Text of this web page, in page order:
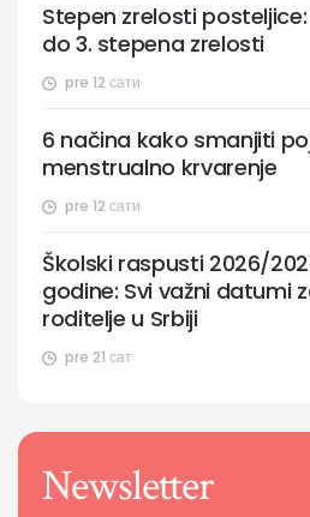
pre 12 сати
Stepen zrelosti
do 3. stepena zrelosti
pre 12 сати
6 načina kako smanjiti
menstrualno krvarenje
pre 21 сат
Školski raspusti 2026/
godine: Svi važni datumi
roditelje u Srbiji
Newsletter